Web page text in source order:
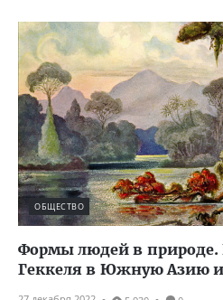
ОБЩЕСТВО
Формы людей в природе.
Геккеля в Южную Азию и